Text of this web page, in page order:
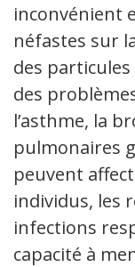
inconvénient
néfastes sur
des
des
l’asthme, la
pulmonaires
peuvent
individus, les
infections
capacité à